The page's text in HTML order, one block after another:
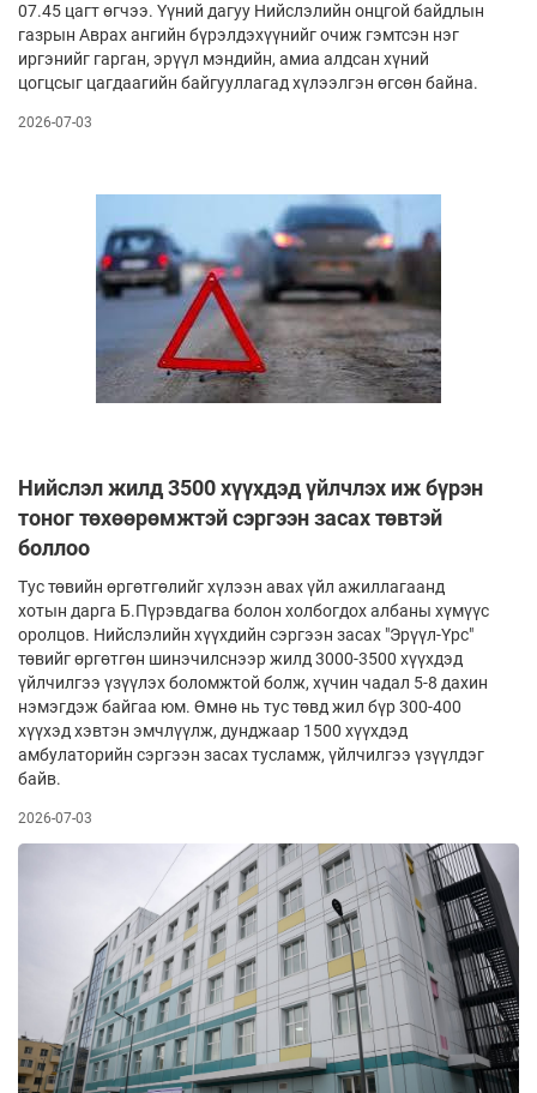
07.45 цагт өгчээ. Үүний дагуу Нийслэлийн онцгой байдлын
газрын Аврах ангийн бүрэлдэхүүнийг очиж гэмтсэн нэг
иргэнийг гарган, эрүүл мэндийн, амиа алдсан хүний
цогцсыг цагдаагийн байгууллагад хүлээлгэн өгсөн байна.
2026-07-03
Нийслэл жилд 3500 хүүхдэд үйлчлэх иж бүрэн
тоног төхөөрөмжтэй сэргээн засах төвтэй
боллоо
Тус төвийн өргөтгөлийг хүлээн авах үйл ажиллагаанд
хотын дарга Б.Пүрэвдагва болон холбогдох албаны хүмүүс
оролцов. Нийслэлийн хүүхдийн сэргээн засах "Эрүүл-Үрс"
төвийг өргөтгөн шинэчилснээр жилд 3000-3500 хүүхдэд
үйлчилгээ үзүүлэх боломжтой болж, хүчин чадал 5-8 дахин
нэмэгдэж байгаа юм. Өмнө нь тус төвд жил бүр 300-400
хүүхэд хэвтэн эмчлүүлж, дунджаар 1500 хүүхдэд
амбулаторийн сэргээн засах тусламж, үйлчилгээ үзүүлдэг
байв.
2026-07-03